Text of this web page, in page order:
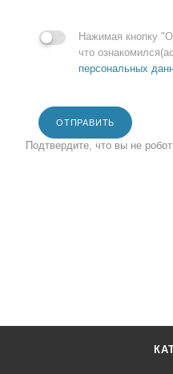
Нажимая кнопку
что
персональных
ОТПРАВИТЬ
Подтвердите, что вы не робот